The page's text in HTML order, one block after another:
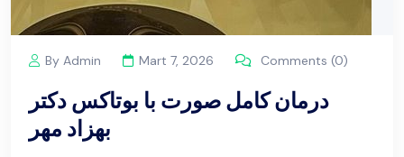
By Admin Mart 7, 2026 Comments (0)
درمان کامل صورت با بوتاکس دکتر
بهزاد مهر